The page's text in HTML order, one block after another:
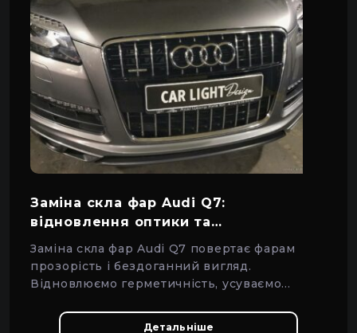
Заміна скла фар Audi Q7:
відновлення оптики та
герметичності
Заміна скла фар Audi Q7 повертає фарам
прозорість і бездоганний вигляд.
Відновлюємо герметичність, усуваємо
дороги.
Детальніше